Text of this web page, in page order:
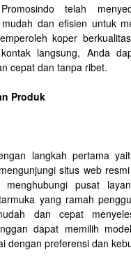
telah
dan efisien untuk
koper
langsung, Anda
cepat dan tanpa ribet.
Produk
langkah pertama
situs web
menghubungi pusat
yang ramah
dan cepat
dapat memilih
dengan preferensi dan